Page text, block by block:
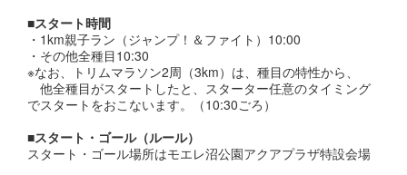
■スタート時間
・1km親子ラン（ジャンプ！＆ファイト）10:00
・その他全種目10:30
※なお、トリムマラソン2周（3km）は、種目の特性から、
他全種目がスタートしたと、スターター任意のタイミング
でスタートをおこないます。（10:30ごろ）
■スタート・ゴール（ルール）
スタート・ゴール場所はモエレ沼公園アクアプラザ特設会場